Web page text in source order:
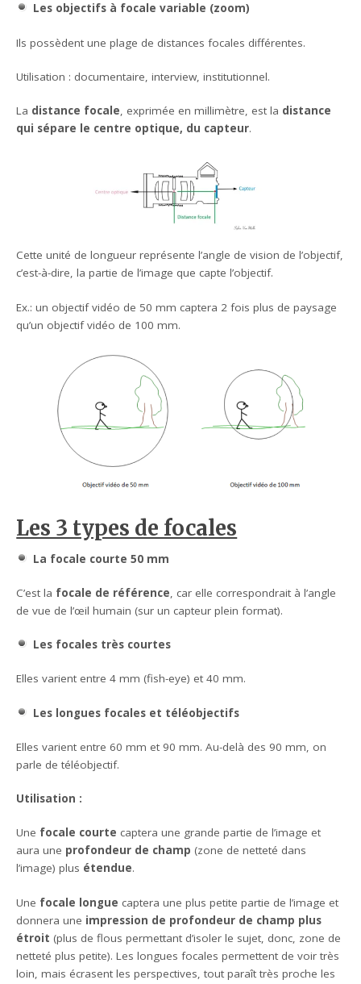
Les objectifs à focale variable (zoom)
Ils possèdent une plage de distances focales différentes.
Utilisation : documentaire, interview, institutionnel.
La distance focale, exprimée en millimètre, est la distance
qui sépare le centre optique, du capteur.
Cette unité de longueur représente l’angle de vision de l’objectif,
c’est-à-dire, la partie de l’image que capte l’objectif.
Ex.: un objectif vidéo de 50 mm captera 2 fois plus de paysage
qu’un objectif vidéo de 100 mm.
Les 3 types de focales
La focale courte 50 mm
C’est la focale de référence, car elle correspondrait à l’angle
de vue de l’œil humain (sur un capteur plein format).
Les focales très courtes
Elles varient entre 4 mm (fish-eye) et 40 mm.
Les longues focales et téléobjectifs
Elles varient entre 60 mm et 90 mm. Au-delà des 90 mm, on
parle de téléobjectif.
Utilisation :
Une focale courte captera une grande partie de l’image et
aura une profondeur de champ (zone de netteté dans
l’image) plus étendue.
Une focale longue captera une plus petite partie de l’image et
donnera une impression de profondeur de champ plus
étroit (plus de flous permettant d’isoler le sujet, donc, zone de
netteté plus petite). Les longues focales permettent de voir très
loin, mais écrasent les perspectives, tout paraît très proche les